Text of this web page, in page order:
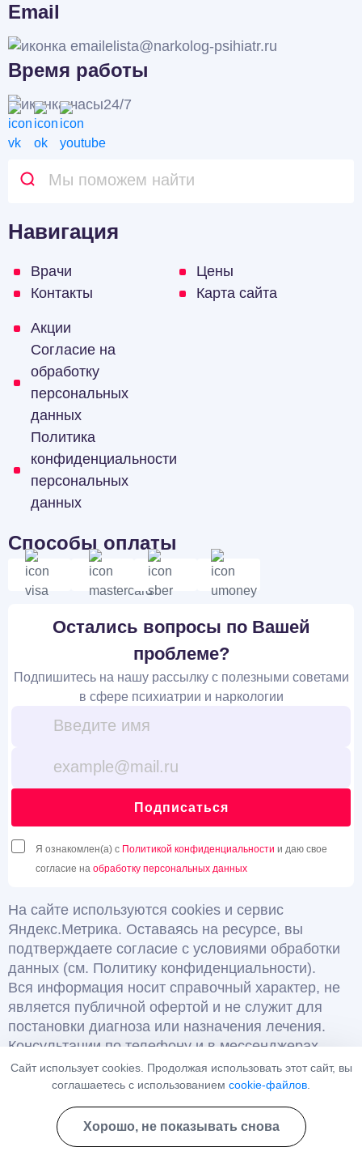
Email
elista@narkolog-psihiatr.ru
Время работы
24/7
Навигация
Врачи
Цены
Контакты
Карта сайта
Акции
Согласие на
обработку
персональных
данных
Политика
конфиденциальности
персональных
данных
Способы оплаты
Остались вопросы по Вашей
проблеме?
Подпишитесь на нашу рассылку с полезными советами
в сфере психиатрии и наркологии
Подписаться
Я ознакомлен(а) с Политикой конфиденциальности и даю свое
согласие на обработку персональных данных
На сайте используются cookies и сервис
Яндекс.Метрика. Оставаясь на ресурсе, вы
подтверждаете согласие с условиями обработки
данных (см. Политику конфиденциальности).
Вся информация носит справочный характер, не
является публичной офертой и не служит для
постановки диагноза или назначения лечения.
Консультации по телефону и в мессенджерах
являются информационными и не относятся к
медицинским услугам.
Имеются противопоказания, необходима
консультация специалиста. 18+
© Нарколог-Психиатр. Все права защищены.
Сайт использует cookies. Продолжая использовать этот сайт, вы
соглашаетесь с использованием cookie-файлов
Хорошо, не показывать снова